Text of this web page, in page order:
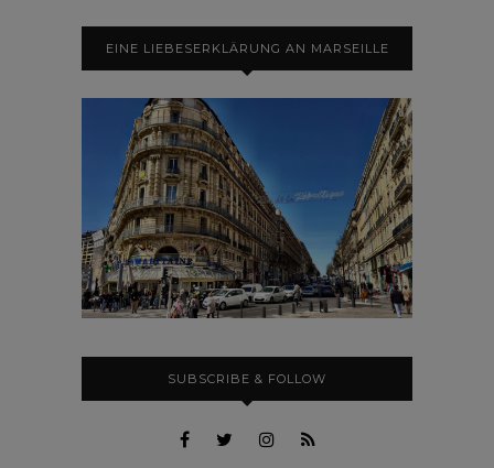
EINE LIEBESERKLÄRUNG AN MARSEILLE
SUBSCRIBE & FOLLOW